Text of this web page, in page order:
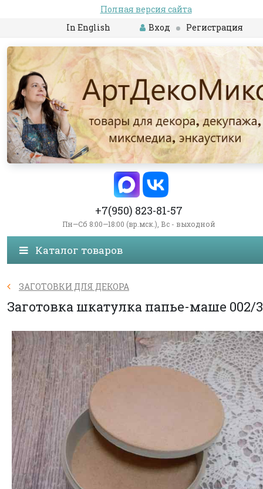
Полная версия сайта
In English
Вход Регистрация
+7(950) 823-81-57
Пн—Сб 8:00—18:00 (вр.мск.), Вс - выходной
Каталог товаров
ЗАГОТОВКИ ДЛЯ ДЕКОРА
Заготовка шкатулка папье-маше 002/3